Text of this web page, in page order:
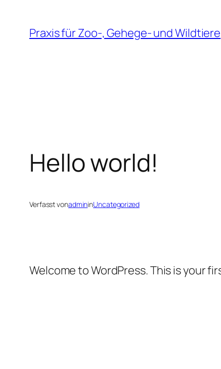
Inhalt
springen
Praxis für Zoo-, Gehege- und Wildtiere
Hello world!
Verfasst vonadmininUncategorized
Welcome to WordPress. This is your